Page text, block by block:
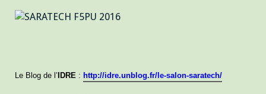
Le Blog de l’IDRE : http://idre.unblog.fr/le-salon-saratech/